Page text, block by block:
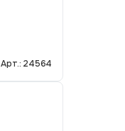
Арт.: 24564